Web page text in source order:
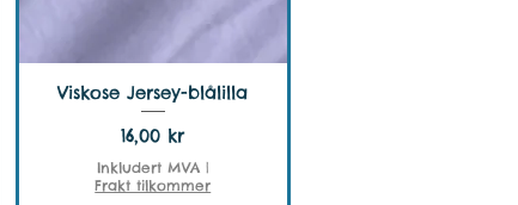
Viskose Jersey-blålilla
Pris
16,00 kr
Inkludert MVA |
Frakt tilkommer